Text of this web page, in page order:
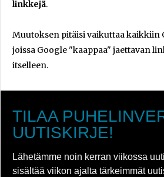
linkkejä.
Muutoksen pitäisi vaikuttaa kaikkiin
joissa Google "kaappaa" jaettavan
itselleen.
TILAA
UUTISKIRJE!
Lähetämme noin kerran viikossa
sisältää viikon ajalta tärkeimmät